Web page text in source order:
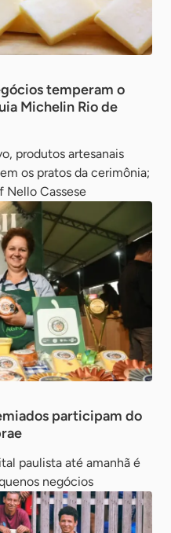
temperam o
Michelin Rio de
produtos artesanais
os pratos da cerimônia;
Nello Cassese
participam do
paulista até amanhã é
negócios